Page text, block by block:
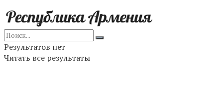
Результатов нет
Читать все результаты